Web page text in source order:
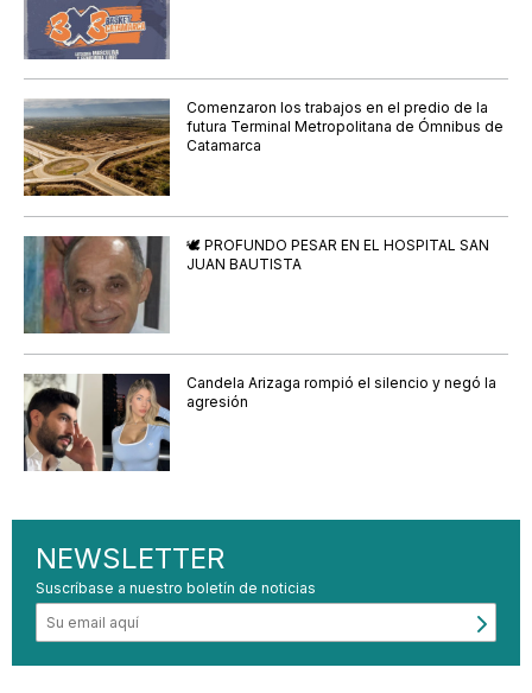
Comenzaron los trabajos en el predio de la
futura Terminal Metropolitana de Ómnibus de
Catamarca
🕊️ PROFUNDO PESAR EN EL HOSPITAL SAN
JUAN BAUTISTA
Candela Arizaga rompió el silencio y negó la
agresión
NEWSLETTER
Suscríbase a nuestro boletín de noticias